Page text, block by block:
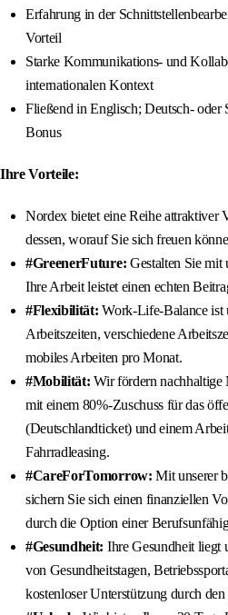
Erfahrung in der
Vorteil
Starke Kommunikations- und
internationalen Kontext
Fließend in Englisch; Deutsch- oder
Bonus
Ihre Vorteile:
Nordex bietet eine Reihe attraktiver
dessen, worauf Sie sich freuen
#GreenerFuture: Gestalten Sie mit
Ihre Arbeit leistet einen echten
#Flexibilität: Work-Life-Balance ist
Arbeitszeiten, verschiedene
mobiles Arbeiten pro Monat.
#Mobilität: Wir fördern
mit einem 80%-Zuschuss für das
(Deutschlandticket) und einem
Fahrradleasing.
#CareForTomorrow: Mit unserer
sichern Sie sich einen finanziellen
durch die Option einer
#Gesundheit: Ihre Gesundheit liegt
von Gesundheitstagen,
kostenloser Unterstützung durch